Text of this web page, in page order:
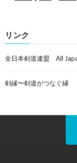
リンク
全日本剣道連盟 All
剣縁〜剣道がつなぐ縁